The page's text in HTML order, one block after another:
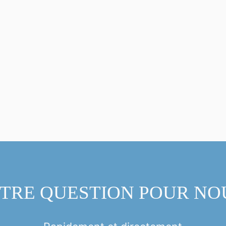
QUESTION POUR